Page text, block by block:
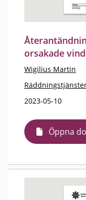
orsakade
Wigilius Martin
2023-05-10
Öppna